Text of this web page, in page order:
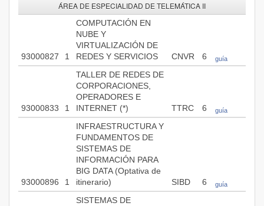
ÁREA DE ESPECIALIDAD DE TELEMÁTICA II
93000827 1
COMPUTACIÓN EN
NUBE Y
VIRTUALIZACIÓN DE
REDES Y SERVICIOS
CNVR 6 guía
93000833 1
TALLER DE REDES DE
CORPORACIONES,
OPERADORES E
INTERNET (*)
TTRC 6 guía
93000896 1
INFRAESTRUCTURA Y
FUNDAMENTOS DE
SISTEMAS DE
INFORMACIÓN PARA
BIG DATA (Optativa de
itinerario)
SIBD 6 guía
SISTEMAS DE